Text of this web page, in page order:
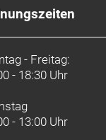
32 mm breiten
unter die
und
- Freitag:
- 18:30 Uhr
- 13:00 Uhr